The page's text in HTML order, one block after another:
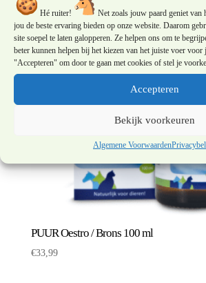
Hé ruiter!
Net zoals jouw paard geniet
jou de beste ervaring bieden op onze website. Daarom
site soepel te laten galopperen. Ze helpen ons om te
beter kunnen helpen bij het kiezen van het juiste voer
"Accepteren" om door te gaan met cookies of stel je
Accepteren
Bekijk voorkeuren
Algemene Voorwaarden
PUUR Oestro / Brons 100 ml
€33,99